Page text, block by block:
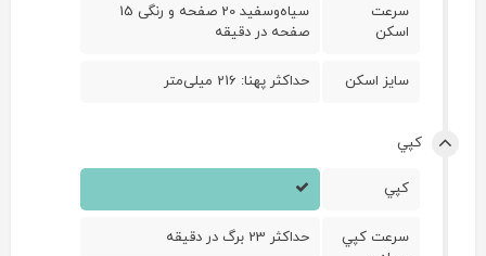
سرعت
اسکن
سیاه‌وسفید 20 صفحه و رنگی 15
صفحه در دقیقه
سايز اسکن حداکثر پهنا: 216 میلی‌متر
کپي
کپي
سرعت کپي
حداکثر 23 برگ در دقیقه